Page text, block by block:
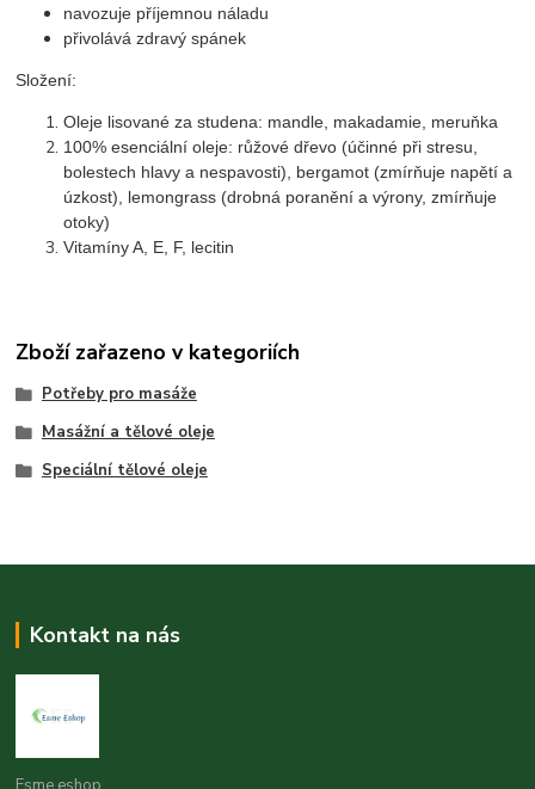
navozuje příjemnou náladu
přivolává zdravý spánek
Složení:
Oleje lisované za studena: mandle, makadamie, meruňka
100% esenciální oleje: růžové dřevo (účinné při stresu,
bolestech hlavy a nespavosti), bergamot (zmírňuje napětí a
úzkost), lemongrass (drobná poranění a výrony, zmírňuje
otoky)
Vitamíny A, E, F, lecitin
Zboží zařazeno v kategoriích
Potřeby pro masáže
Masážní a tělové oleje
Speciální tělové oleje
Kontakt na nás